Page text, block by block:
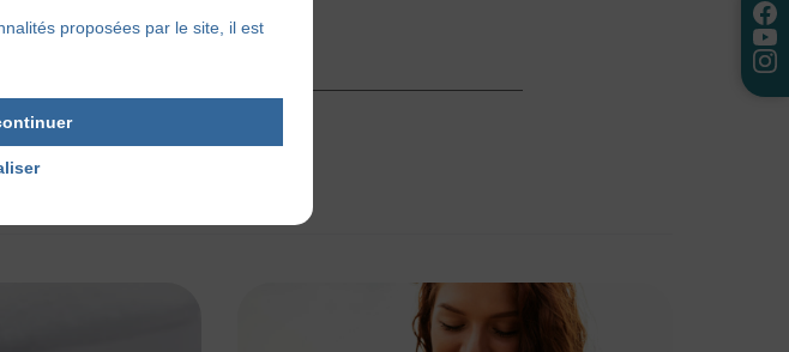
2018
proposées par le site, il est